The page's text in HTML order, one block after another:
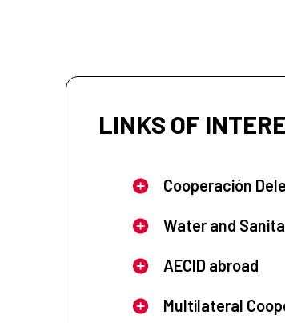
LINKS OF
Cooperación
Water and
AECID abroad
Multilateral